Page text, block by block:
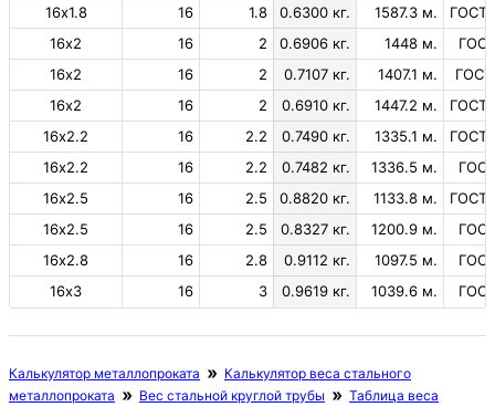
16х1.8
16 1.8 0.6300 кг. 1587.3 м.
ГОСТ
16х2
16 2 0.6906 кг. 1448 м.
16х2
16 2 0.7107 кг. 1407.1 м.
16х2
16 2 0.6910 кг. 1447.2 м.
ГОСТ
16х2.2
16 2.2 0.7490 кг. 1335.1 м.
ГОСТ
16х2.2
16 2.2 0.7482 кг. 1336.5 м.
16х2.5
16 2.5 0.8820 кг. 1133.8 м.
ГОСТ
16х2.5
16 2.5 0.8327 кг. 1200.9 м.
16х2.8
16 2.8 0.9112 кг. 1097.5 м.
16х3
16 3 0.9619 кг. 1039.6 м.
Калькулятор металлопроката
Калькулятор веса стального
металлопроката
Вес стальной круглой трубы
Таблица веса